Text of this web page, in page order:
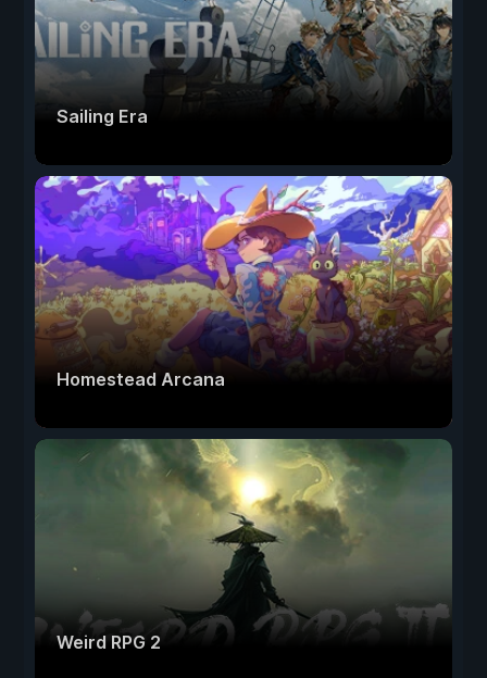
Sailing Era
Homestead Arcana
Weird RPG 2